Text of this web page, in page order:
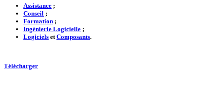
Assistance ;
Conseil ;
Formation ;
Ingénierie Logicielle ;
Logiciels et Composants.
Télécharger